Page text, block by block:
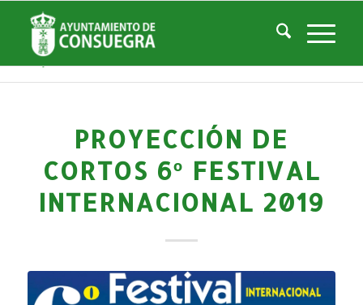
Noticias
Usted está aquí: Inicio / Noticias Cultura /
Actividades culturales y educativas
PROYECCIÓN DE
CORTOS 6º FESTIVAL
INTERNACIONAL 2019